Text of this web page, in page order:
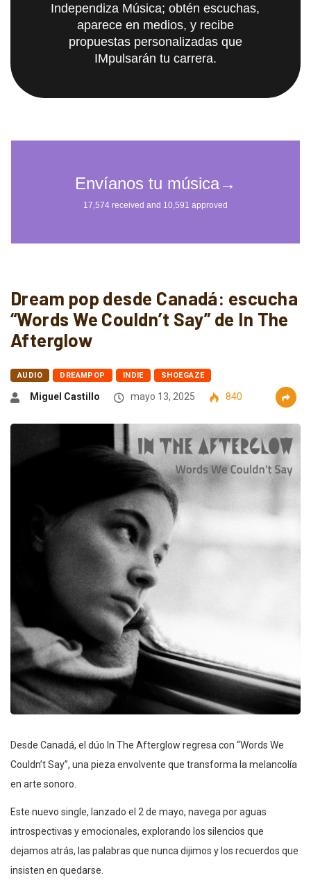
Independiza Música; obtén escuchas,
aparece en medios, y recibe
propuestas personalizadas que
IMpulsarán tu carrera.
Dream pop desde Canadá: escucha
“Words We Couldn’t Say” de In The
Afterglow
AUDIO DREAMPOP INDIE SHOEGAZE
Miguel Castillo mayo 13, 2025 840
Desde Canadá, el dúo In The Afterglow regresa con “Words We
Couldn’t Say”, una pieza envolvente que transforma la melancolía
en arte sonoro.
Este nuevo single, lanzado el 2 de mayo, navega por aguas
introspectivas y emocionales, explorando los silencios que
dejamos atrás, las palabras que nunca dijimos y los recuerdos que
insisten en quedarse.